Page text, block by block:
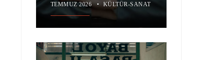
TEMMUZ 2026 • KÜLTÜR-SANAT